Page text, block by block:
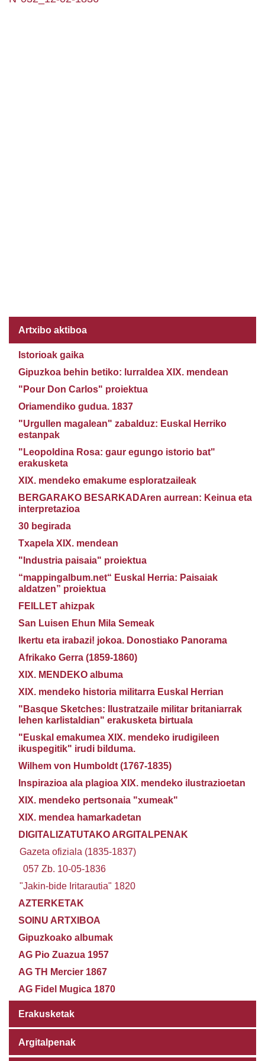
Artxibo aktiboa
Istorioak gaika
Gipuzkoa behin betiko: lurraldea XIX. mendean
"Pour Don Carlos" proiektua
Oriamendiko gudua. 1837
"Urgullen magalean" zabalduz: Euskal Herriko
estanpak
"Leopoldina Rosa: gaur egungo istorio bat"
erakusketa
XIX. mendeko emakume esploratzaileak
BERGARAKO BESARKADAren aurrean: Keinua eta
interpretazioa
30 begirada
Txapela XIX. mendean
"Industria paisaia" proiektua
“mappingalbum.net“ Euskal Herria: Paisaiak
aldatzen” proiektua
FEILLET ahizpak
San Luisen Ehun Mila Semeak
Ikertu eta irabazi! jokoa. Donostiako Panorama
Afrikako Gerra (1859-1860)
XIX. MENDEKO albuma
XIX. mendeko historia militarra Euskal Herrian
"Basque Sketches: Ilustratzaile militar britaniarrak
lehen karlistaldian" erakusketa birtuala
"Euskal emakumea XIX. mendeko irudigileen
ikuspegitik" irudi bilduma.
Wilhem von Humboldt (1767-1835)
Inspirazioa ala plagioa XIX. mendeko ilustrazioetan
XIX. mendeko pertsonaia "xumeak"
XIX. mendea hamarkadetan
DIGITALIZATUTAKO ARGITALPENAK
Gazeta ofiziala (1835-1837)
057 Zb. 10-05-1836
"Jakin-bide Iritarautia" 1820
AZTERKETAK
SOINU ARTXIBOA
Gipuzkoako albumak
AG Pio Zuazua 1957
AG TH Mercier 1867
AG Fidel Mugica 1870
Erakusketak
Argitalpenak